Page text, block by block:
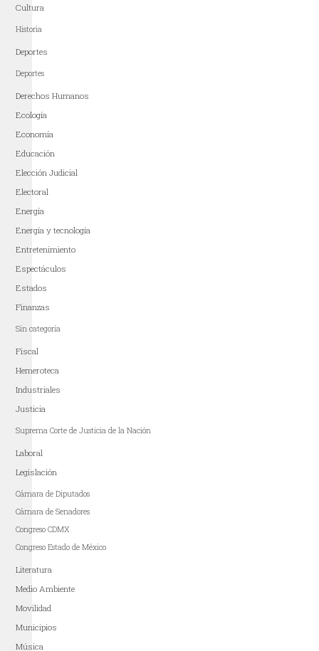
Cultura
Historia
Deportes
Deportes
Derechos Humanos
Ecología
Economía
Educación
Elección Judicial
Electoral
Energía
Energía y tecnología
Entretenimiento
Espectáculos
Estados
Finanzas
Sin categoría
Fiscal
Hemeroteca
Industriales
Justicia
Suprema Corte de Justicia de la Nación
Laboral
Legislación
Cámara de Diputados
Cámara de Senadores
Congreso CDMX
Congreso Estado de México
Literatura
Medio Ambiente
Movilidad
Municipios
Música